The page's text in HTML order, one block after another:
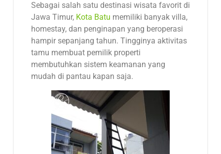
Sebagai salah satu destinasi wisata favorit di
Jawa Timur, Kota Batu memiliki banyak villa,
homestay, dan penginapan yang beroperasi
hampir sepanjang tahun. Tingginya aktivitas
tamu membuat pemilik properti
membutuhkan sistem keamanan yang
mudah di pantau kapan saja.